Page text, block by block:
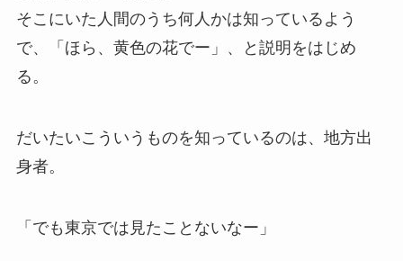
そこにいた人間のうち何人かは知っているよう
で、「ほら、黄色の花でー」、と説明をはじめ
る。
だいたいこういうものを知っているのは、地方出
身者。
「でも東京では見たことないなー」